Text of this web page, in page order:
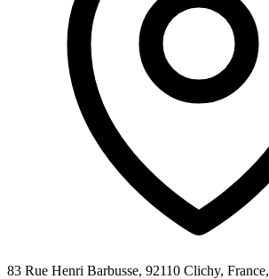
83 Rue Henri Barbusse, 92110 Clichy, France,